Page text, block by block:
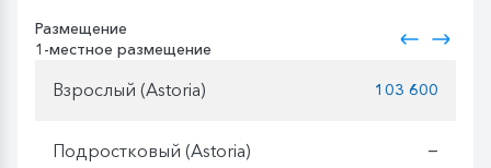
Размещение
1-местное размещение
Взрослый (Astoria) 103 600
Подростковый (Astoria) —